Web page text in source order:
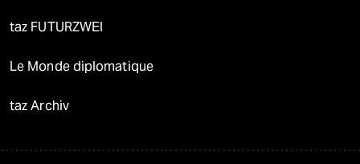
taz FUTURZWEI
Le Monde diplomatique
taz Archiv